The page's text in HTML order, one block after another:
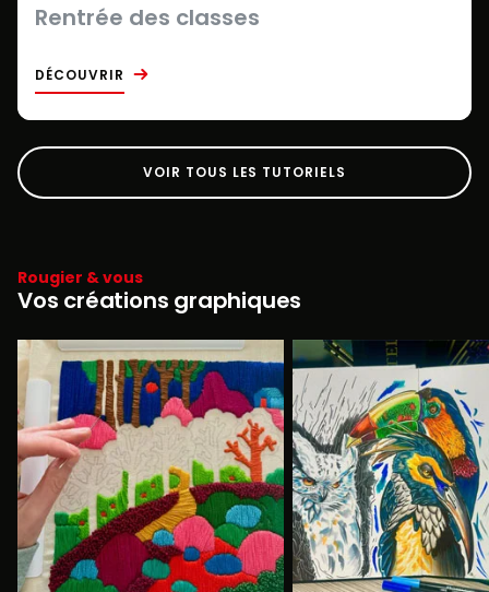
Rentrée des classes
DÉCOUVRIR
VOIR TOUS LES TUTORIELS
Rougier & vous
Vos créations graphiques